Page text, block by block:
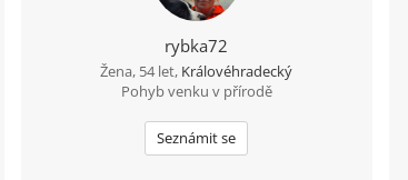
rybka72
Žena, 54 let, Královéhradecký
Pohyb venku v přírodě
Seznámit se